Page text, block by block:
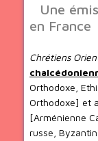
Une
en France
Chrétiens
Orthodoxe,
Orthodoxe] et
[Arménienne
russe,